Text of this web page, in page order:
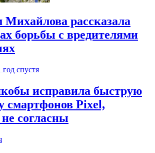
Михайлова рассказала
борьбы с вредителями
год спустя
исправила быструю
смартфонов Pixel,
согласны